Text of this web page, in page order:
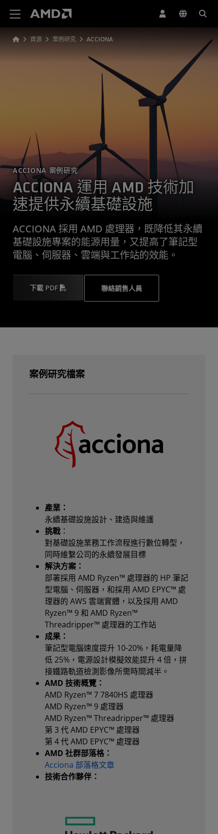
資源 案例研究 ACCIONA
ACCIONA 案例研究
ACCIONA 運用 AMD 技術加
速提供永續基礎設施
ACCIONA 採用 AMD 處理器，既降低其永續
基礎設施專案的能源用量，又提高了筆記型
電腦、伺服器、雲端與工作站的效能。
下載 PDF 聯絡銷售人員
案例研究檔案
產業：
永續基礎設施設計、建造與維護
挑戰：
對基礎設施業務工作流程進行數位轉型，
同時維繫公司的永續發展目標
解決方案：
部署採用 AMD Ryzen™ 處理器的 HP 筆記
型電腦、伺服器，和採用 AMD EPYC™ 處
理器的 AWS 雲端實體，以及採用 AMD
Ryzen™ 9 和 AMD Ryzen™
Threadripper™ 處理器的工作站
成果：
筆記型電腦速度提升 10-20%，耗電量降
低 25%，電源設計模擬效能提升 4 倍，拼
接鐵路軌道檢測影像所需時間減半。
AMD 技術概覽：
AMD Ryzen™ 7 7840HS 處理器
AMD Ryzen™ 9 處理器
AMD Ryzen™ Threadripper™ 處理器
第 3 代 AMD EPYC™ 處理器
第 4 代 AMD EPYC™ 處理器
AMD 社群部落格：
Acciona 部落格文章
技術合作夥伴：